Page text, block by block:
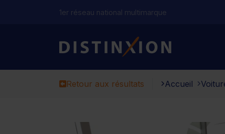
1er réseau national multimarque
Distinxion
Retour aux résultats Accueil